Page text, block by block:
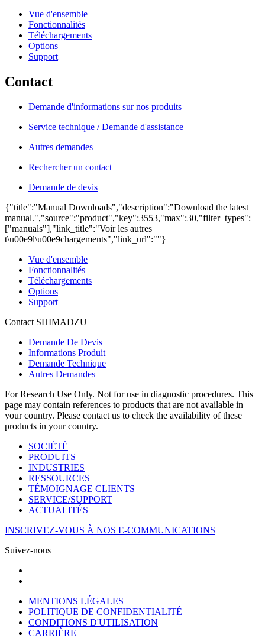
Vue d'ensemble
Fonctionnalités
Téléchargements
Options
Support
Contact
Demande d'informations sur nos produits
Service technique / Demande d'assistance
Autres demandes
Rechercher un contact
Demande de devis
{"title":"Manual Downloads","description":"Download the latest
manual.","source":"product","key":3553,"max":30,"filter_types":
["manuals"],"link_title":"Voir les autres
t\u00e9l\u00e9chargements","link_url":""}
Vue d'ensemble
Fonctionnalités
Téléchargements
Options
Support
Contact SHIMADZU
Demande De Devis
Informations Produit
Demande Technique
Autres Demandes
For Research Use Only. Not for use in diagnostic procedures. This
page may contain references to products that are not available in
your country. Please contact us to check the availability of these
products in your country.
SOCIÉTÉ
PRODUITS
INDUSTRIES
RESSOURCES
TÉMOIGNAGE CLIENTS
SERVICE/SUPPORT
ACTUALITÉS
INSCRIVEZ-VOUS À NOS E-COMMUNICATIONS
Suivez-nous
MENTIONS LÉGALES
POLITIQUE DE CONFIDENTIALITÉ
CONDITIONS D'UTILISATION
CARRIÈRE